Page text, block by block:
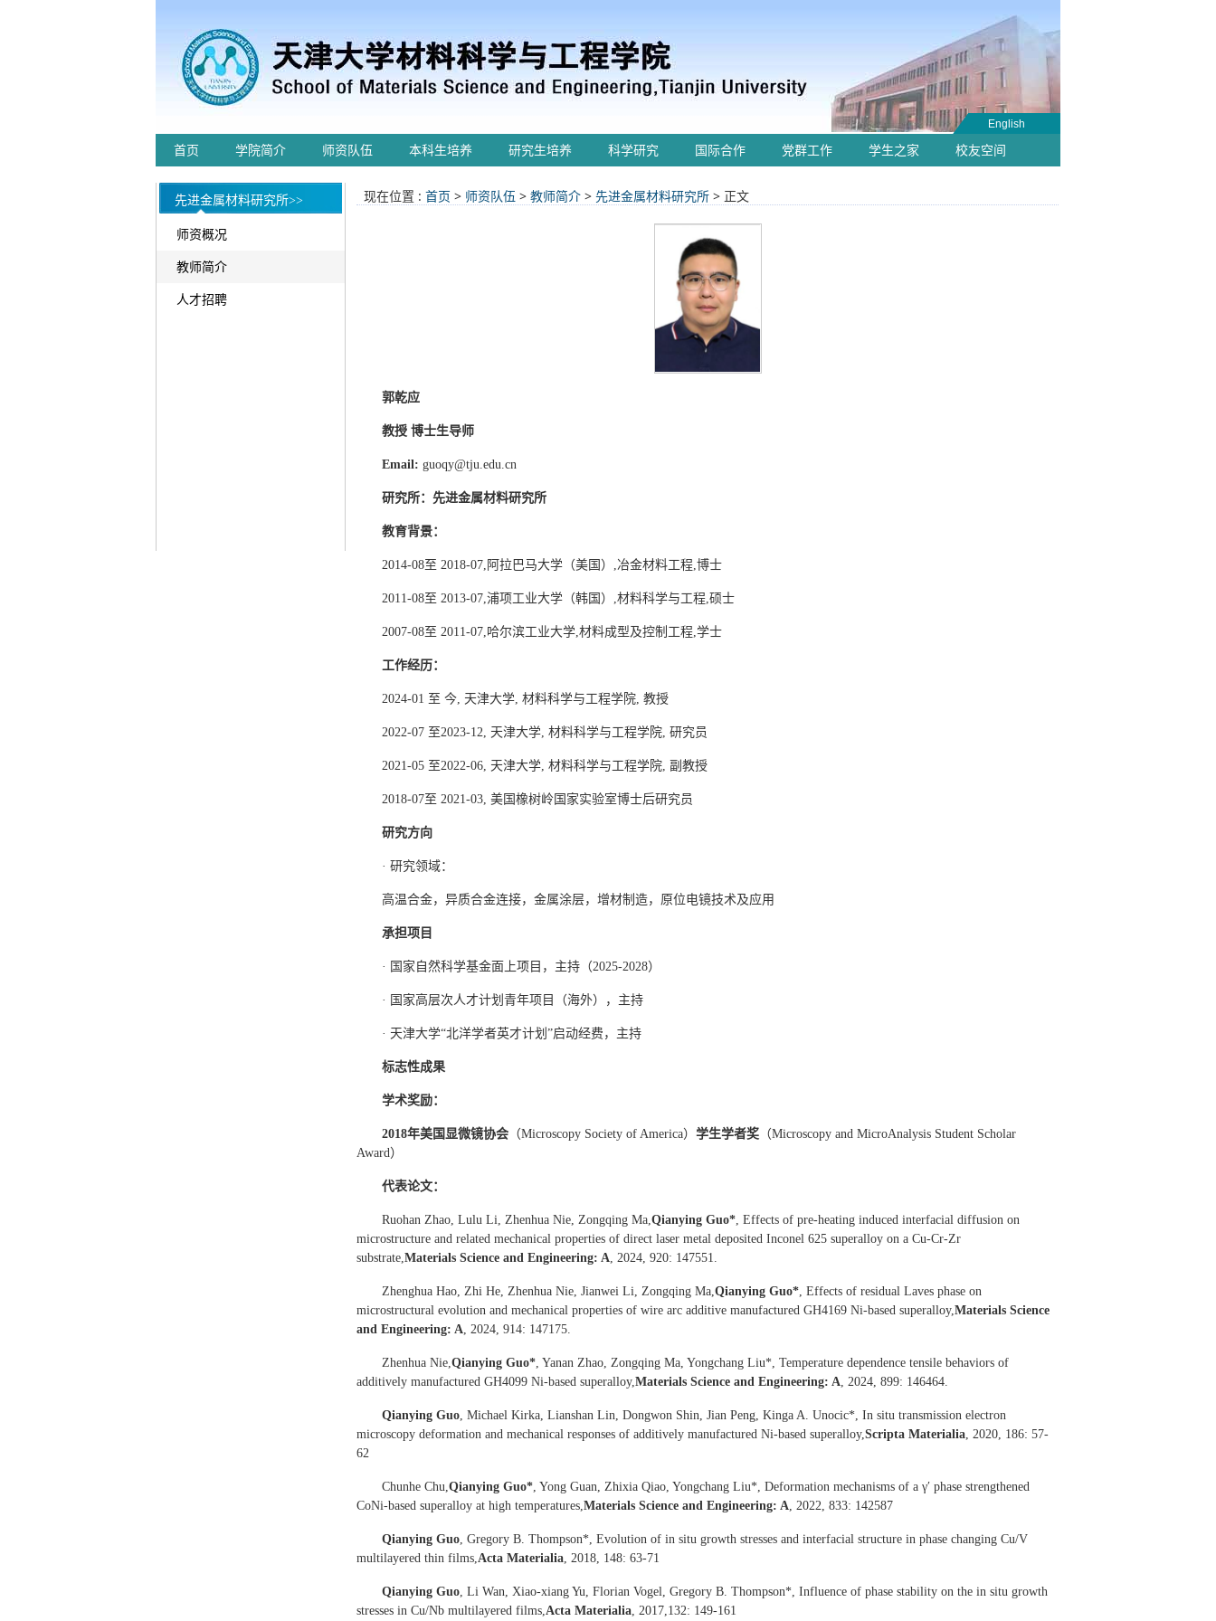
English
首页 学院简介 师资队伍 本科生培养 研究生培养 科学研究 国际合作 党群工作 学生之家 校友空间
先进金属材料研究所>>
师资概况
教师简介
人才招聘
现在位置 : 首页 > 师资队伍 > 教师简介 > 先进金属材料研究所 > 正文
郭乾应
教授 博士生导师
Email: guoqy@tju.edu.cn
研究所：先进金属材料研究所
教育背景：
2014-08至 2018-07,阿拉巴马大学（美国）,冶金材料工程,博士
2011-08至 2013-07,浦项工业大学（韩国）,材料科学与工程,硕士
2007-08至 2011-07,哈尔滨工业大学,材料成型及控制工程,学士
工作经历：
2024-01 至 今, 天津大学, 材料科学与工程学院, 教授
2022-07 至2023-12, 天津大学, 材料科学与工程学院, 研究员
2021-05 至2022-06, 天津大学, 材料科学与工程学院, 副教授
2018-07至 2021-03, 美国橡树岭国家实验室博士后研究员
研究方向
· 研究领域：
高温合金，异质合金连接，金属涂层，增材制造，原位电镜技术及应用
承担项目
· 国家自然科学基金面上项目，主持（2025-2028）
· 国家高层次人才计划青年项目（海外），主持
· 天津大学“北洋学者英才计划”启动经费，主持
标志性成果
学术奖励：
2018年美国显微镜协会 （Microscopy Society of America） 学生学者奖 （Microscopy and MicroAnalysis Student Scholar
Award）
代表论文：
Ruohan Zhao, Lulu Li, Zhenhua Nie, Zongqing Ma,Qianying Guo*, Effects of pre-heating induced interfacial diffusion on
microstructure and related mechanical properties of direct laser metal deposited Inconel 625 superalloy on a Cu-Cr-Zr
substrate,Materials Science and Engineering: A, 2024, 920: 147551.
Zhenghua Hao, Zhi He, Zhenhua Nie, Jianwei Li, Zongqing Ma,Qianying Guo*, Effects of residual Laves phase on
microstructural evolution and mechanical properties of wire arc additive manufactured GH4169 Ni-based superalloy,Materials Science
and Engineering: A, 2024, 914: 147175.
Zhenhua Nie,Qianying Guo*, Yanan Zhao, Zongqing Ma, Yongchang Liu*, Temperature dependence tensile behaviors of
additively manufactured GH4099 Ni-based superalloy,Materials Science and Engineering: A, 2024, 899: 146464.
Qianying Guo, Michael Kirka, Lianshan Lin, Dongwon Shin, Jian Peng, Kinga A. Unocic*, In situ transmission electron
microscopy deformation and mechanical responses of additively manufactured Ni-based superalloy,Scripta Materialia, 2020, 186: 57-
62
Chunhe Chu,Qianying Guo*, Yong Guan, Zhixia Qiao, Yongchang Liu*, Deformation mechanisms of a γʹ phase strengthened
CoNi-based superalloy at high temperatures,Materials Science and Engineering: A, 2022, 833: 142587
Qianying Guo, Gregory B. Thompson*, Evolution of in situ growth stresses and interfacial structure in phase changing Cu/V
multilayered thin films,Acta Materialia, 2018, 148: 63-71
Qianying Guo, Li Wan, Xiao-xiang Yu, Florian Vogel, Gregory B. Thompson*, Influence of phase stability on the in situ growth
stresses in Cu/Nb multilayered films,Acta Materialia, 2017,132: 149-161